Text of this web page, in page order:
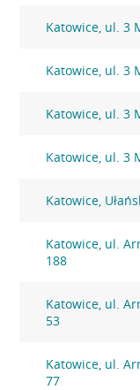
Katowice, ul. 3
Katowice, ul. 3
Katowice, ul. 3
Katowice, ul. 3
Katowice,
Katowice, ul.
188
Katowice, ul.
53
Katowice, ul.
77